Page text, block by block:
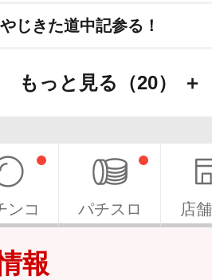
じきた道中記参る！
もっと見る（20） ＋
ンコ パチスロ 店
報